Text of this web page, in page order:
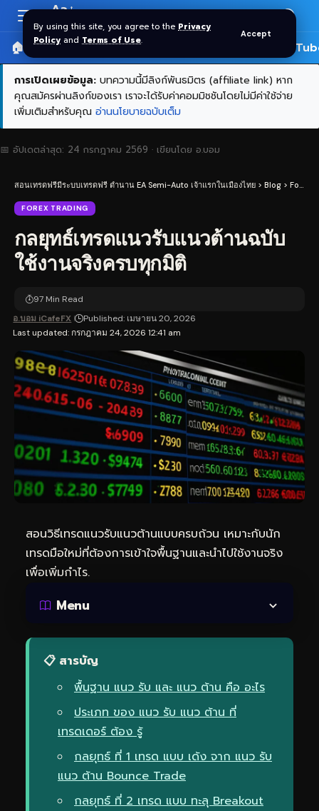
By using this site, you agree to the Privacy
Policy and Terms of Use.
Accept
Resizer
Aa
🏠 หน้าแรก ราคาทอง SPDR 🎬
การเปิดเผยข้อมูล: บทความนี้มีลิงก์พันธมิตร (affiliate link) หาก
คุณสมัครผ่านลิงก์ของเรา เราจะได้รับค่าคอมมิชชันโดยไม่มีค่าใช้จ่าย
เพิ่มเติมสำหรับคุณ อ่านนโยบายฉบับเต็ม
📅 อัปเดตล่าสุด: 24 กรกฎาคม 2569 · เขียนโดย อ.บอม
สอนเทรดฟรีมีระบบเทรดฟรี ตำนาน EA Semi-Auto เจ้าแรกในเมืองไทย > Blog > Forex Trading
FOREX TRADING
กลยุทธ์เทรดแนวรับแนวต้านฉบับ
ใช้งานจริงครบทุกมิติ
Last updated: กรกฎาคม 24, 2026 12:41 am
อ.บอม iCafeFX Published: เมษายน 20, 2026
97 Min Read
สอนวิธีเทรดแนวรับแนวต้านแบบครบถ้วน เหมาะกับนัก
เทรดมือใหม่ที่ต้องการเข้าใจพื้นฐานและนำไปใช้งานจริง
เพื่อเพิ่มกำไร.
Menu
📋 สารบัญ
พื้นฐาน แนว รับ และ แนว ต้าน คือ อะไร
ประเภท ของ แนว รับ แนว ต้าน ที่
เทรดเดอร์ ต้อง รู้
กลยุทธ์ ที่ 1 เทรด แบบ เด้ง จาก แนว รับ
แนว ต้าน Bounce Trade
กลยุทธ์ ที่ 2 เทรด แบบ ทะลุ Breakout